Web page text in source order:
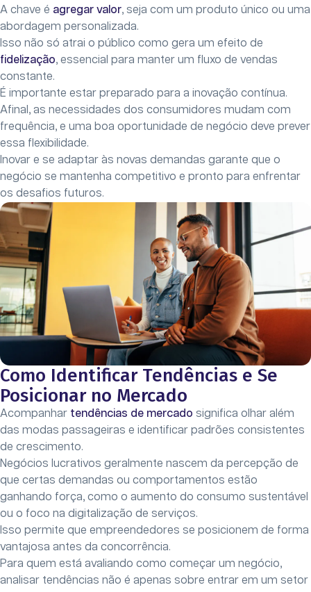
A chave é agregar valor, seja com um produto único ou uma
abordagem personalizada.
Isso não só atrai o público como gera um efeito de
fidelização, essencial para manter um fluxo de vendas
constante.
É importante estar preparado para a inovação contínua.
Afinal, as necessidades dos consumidores mudam com
frequência, e uma boa oportunidade de negócio deve prever
essa flexibilidade.
Inovar e se adaptar às novas demandas garante que o
negócio se mantenha competitivo e pronto para enfrentar
os desafios futuros.
Como Identificar Tendências e Se
Posicionar no Mercado
Acompanhar tendências de mercado significa olhar além
das modas passageiras e identificar padrões consistentes
de crescimento.
Negócios lucrativos geralmente nascem da percepção de
que certas demandas ou comportamentos estão
ganhando força, como o aumento do consumo sustentável
ou o foco na digitalização de serviços.
Isso permite que empreendedores se posicionem de forma
vantajosa antes da concorrência.
Para quem está avaliando como começar um negócio,
analisar tendências não é apenas sobre entrar em um setor